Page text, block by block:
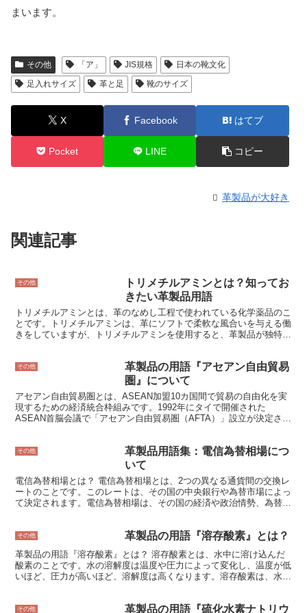
まいます。
その他 「ア」 JIS規格
日本の靴文化
足入れサイズ
革と足 靴のサイズ
X Facebook はてブ
Pocket LINE コピー
革製品が大好き
関連記事
その他
トリメチルアミンとは？知ってお
きたい革製品用語
トリメチルアミンとは、革のなめし工程で使われている化学薬品のこ
とです。トリメチルアミンは、革にソフトで柔軟な風合いを与える働
きをしていますが、トリメチルアミンを使用すると、革製品が独特の
ことがあります。 トリメチルアミンは、人体に有害な物質ではあり
ませんが、においが気になる場合は、革製品を風通しの良い場所で陰
干しすると、においを軽減することができます。また、革製品を保管
する際は、湿気の少ない場所に保管することが大切です。
その他
革製品の用語『アセアン自由貿易
圏』について
アセアン自由貿易圏とは、ASEAN加盟10カ国間で貿易の自由化を実
現するための経済統合枠組みです。1992年にタイで開催された
ASEAN首脳会議で「アセアン自由貿易圏（AFTA）」設立が決定さ
定であり、域内の貿易額は2010年の1兆ドルから2020年には3兆ドル
を超えると予測されています。 AFTAの目標は、域内の貿易や投資を
促進し、経済成長を加速させることです。また、AFTAはASEAN諸国
間の経済格差を縮小させ、ASEANを世界経済における重要な一員と
なることを目指しています。
その他
革製品用語集：電信為替相場につ
いて
電信為替相場とは？ 電信為替相場とは、2つの異なる通貨間の交換レ
ートのことです。このレートは、その国の中央銀行や為替市場によっ
て決定されます。電信為替相場は、その国の経済や政治情勢、為替需
レートです。海外旅行や留学の場合、日本円を現地通貨に交換する際
を行う際に電信為替相場が適用されます。 電信為替相場は、その国
の経済や政治情勢、為替需要と供給の関係などによって変動するた
め、常に最新の情報を収集することが大切です。最新の電信為替相場
その他 革製品の用語『溶存酸素』とは？
革製品の用語『溶存酸素』とは？ 溶存酸素とは、水中に溶け込んだ
酸素のことです。水の溶解度は温度や圧力によって変化し、温度が低
いほど、圧力が高いほど、溶解度は高くなります。溶存酸素は、水生
酸素のことです。酸素は、他の物質と化合して酸化物を生成する性質
その他 革製品の用語『硫化水素ナトリウ